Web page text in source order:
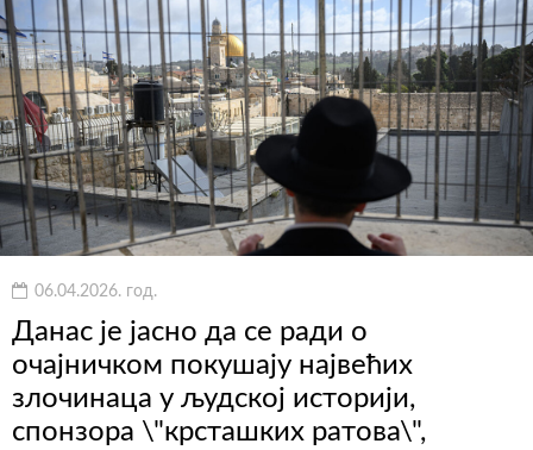
06.04.2026. год.
Данас је јасно да се ради о
очајничком покушају највећих
злочинаца у људској историји,
спонзора \"крсташких ратова\",